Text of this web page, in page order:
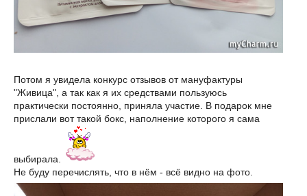
Потом я увидела конкурс отзывов от мануфактуры
"Живица", а так как я их средствами пользуюсь
практически постоянно, приняла участие. В подарок мне
прислали вот такой бокс, наполнение которого я сама
выбирала.
Не буду перечислять, что в нём - всё видно на фото.